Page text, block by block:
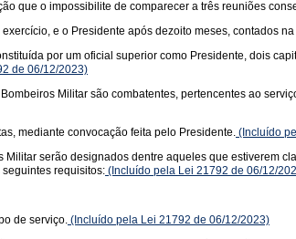
que o impossibilite de comparecer a três reuniões
e o Presidente após dezoito meses, contados
por um oficial superior como Presidente, dois
de 06/12/2023)
Militar são combatentes, pertencentes ao
mediante convocação feita pelo Presidente. (Incluído
serão designados dentre aqueles que estiverem
requisitos: (Incluído pela Lei 21792 de 06/12/
de serviço. (Incluído pela Lei 21792 de 06/12/2023)